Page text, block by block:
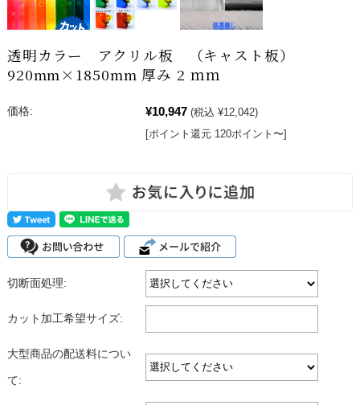
透明カラー アクリル板 （キャスト板）
920mm×1850mm 厚み 2 ｍｍ
価格: ¥10,947 (税込 ¥12,042)
[ポイント還元 120ポイント〜]
切断面処理:
カット加工希望サイズ:
大型商品の配送料につい
て: